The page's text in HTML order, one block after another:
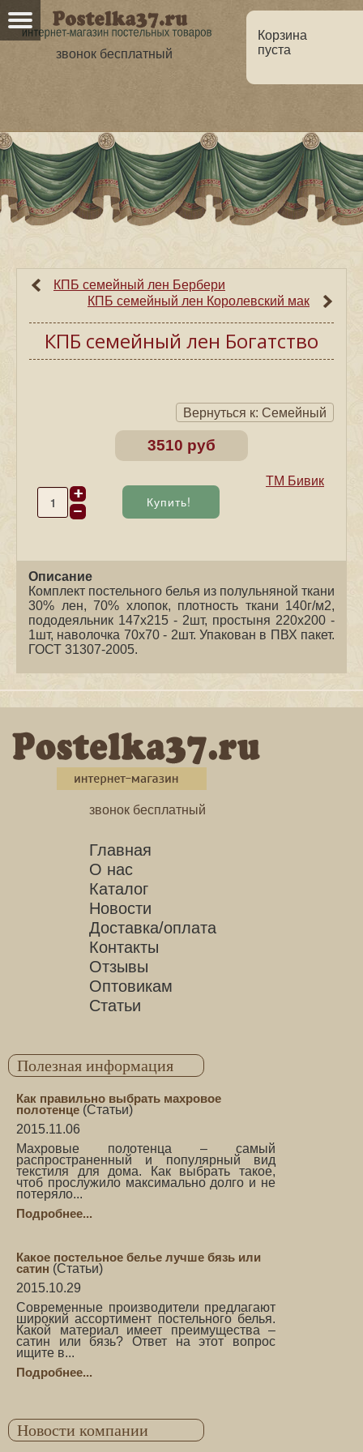
звонок бесплатный
Корзина
пуста
Главная О нас Каталог
Оптовикам
Статьи
КПБ семейный лен Бербери
КПБ семейный лен Королевский мак
КПБ семейный лен Богатство
Вернуться к: Семейный
3510 руб
ТМ Бивик
Описание
Комплект постельного белья из полульняной ткани
30% лен, 70% хлопок, плотность ткани 140г/м2,
пододеяльник 147х215 - 2шт, простыня 220х200 -
1шт, наволочка 70х70 - 2шт. Упакован в ПВХ пакет.
ГОСТ 31307-2005.
звонок бесплатный
Главная
О нас
Каталог
Новости
Доставка/оплата
Контакты
Отзывы
Оптовикам
Статьи
Полезная информация
Как правильно выбрать махровое
полотенце (Статьи)
2015.11.06
Махровые полотенца – самый
распространенный и популярный вид
текстиля для дома. Как выбрать такое,
чтоб прослужило максимально долго и не
потеряло...
Подробнее...
Какое постельное белье лучше бязь или
сатин (Статьи)
2015.10.29
Современные производители предлагают
широкий ассортимент постельного белья.
Какой материал имеет преимущества –
сатин или бязь? Ответ на этот вопрос
ищите в...
Подробнее...
Новости компании